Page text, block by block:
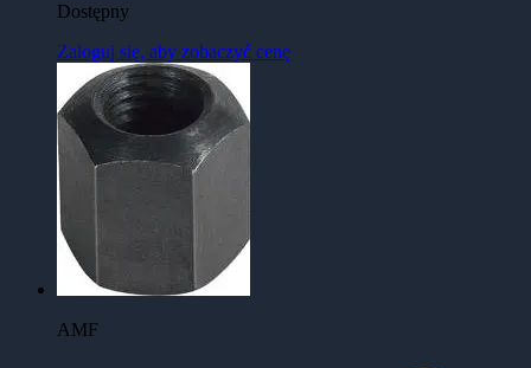
Dostępny
Zaloguj się, aby zobaczyć cenę
AMF